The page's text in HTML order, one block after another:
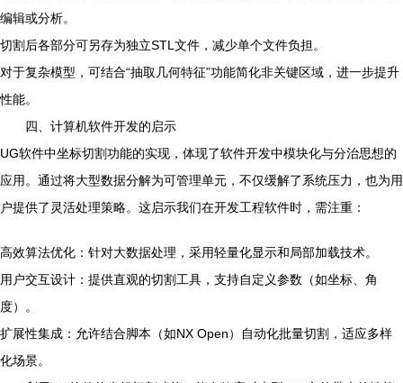
编辑或分析。
切割后各部分可另存为独立STL文件，减少单个文件负担。
对于复杂模型，可结合“抽取几何特征”功能简化非关键区域，进一步提升
性能。
四、计算机软件开发的启示
UG软件中坐标切割功能的实现，体现了软件开发中模块化与分治思想的
应用。通过将大型数据分解为可管理单元，不仅缓解了系统压力，也为用
户提供了灵活处理策略。这启示我们在开发工程软件时，需注重：
高效算法优化：针对大数据处理，采用轻量化显示和局部加载技术。
用户交互设计：提供直观的切割工具，支持自定义参数（如坐标、角
度）。
扩展性集成：允许结合脚本（如NX Open）自动化批量切割，适应多样
化场景。